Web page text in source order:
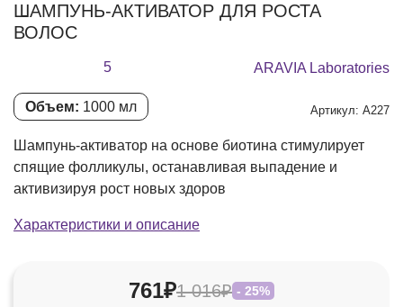
ШАМПУНЬ-АКТИВАТОР ДЛЯ РОСТА
ВОЛОС
5 ARAVIA Laboratories
Объем: 1000 мл Артикул: А227
Шампунь-активатор на основе биотина стимулирует
спящие фолликулы, останавливая выпадение и
активизируя рост новых здоров
Характеристики и описание
761₽1 016₽ - 25%